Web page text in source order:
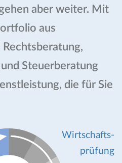
aber weiter. Mit
aus
Steuerberatung
die für Sie
Wirtschafts-
prüfung